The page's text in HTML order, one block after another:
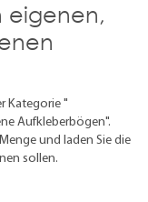
eigenen,
Kategorie "
Aufkleberbögen".
und laden Sie die
sollen.